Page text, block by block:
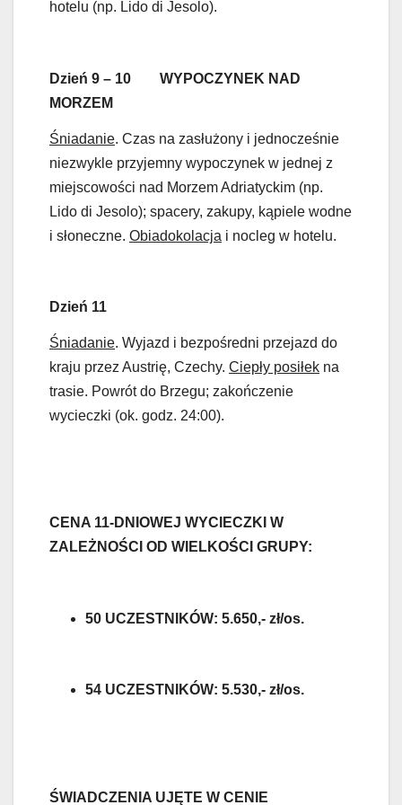
hotelu (np. Lido di Jesolo).
Dzień 9 – 10 WYPOCZYNEK NAD
MORZEM
Śniadanie. Czas na zasłużony i jednocześnie
niezwykle przyjemny wypoczynek w jednej z
miejscowości nad Morzem Adriatyckim (np.
Lido di Jesolo); spacery, zakupy, kąpiele wodne
i słoneczne. Obiadokolacja i nocleg w hotelu.
Dzień 11
Śniadanie. Wyjazd i bezpośredni przejazd do
kraju przez Austrię, Czechy. Ciepły posiłek na
trasie. Powrót do Brzegu; zakończenie
wycieczki (ok. godz. 24:00).
CENA 11-DNIOWEJ WYCIECZKI W
ZALEŻNOŚCI OD WIELKOŚCI GRUPY:
50 UCZESTNIKÓW: 5.650,- zł/os.
54 UCZESTNIKÓW: 5.530,- zł/os.
ŚWIADCZENIA UJĘTE W CENIE